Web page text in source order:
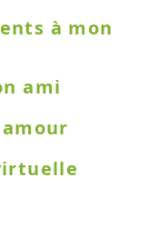
à mon
ami